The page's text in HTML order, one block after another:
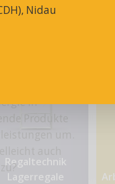
in
Produkte
um.
auch
Regaltechnik
Lagerregale
Nidau